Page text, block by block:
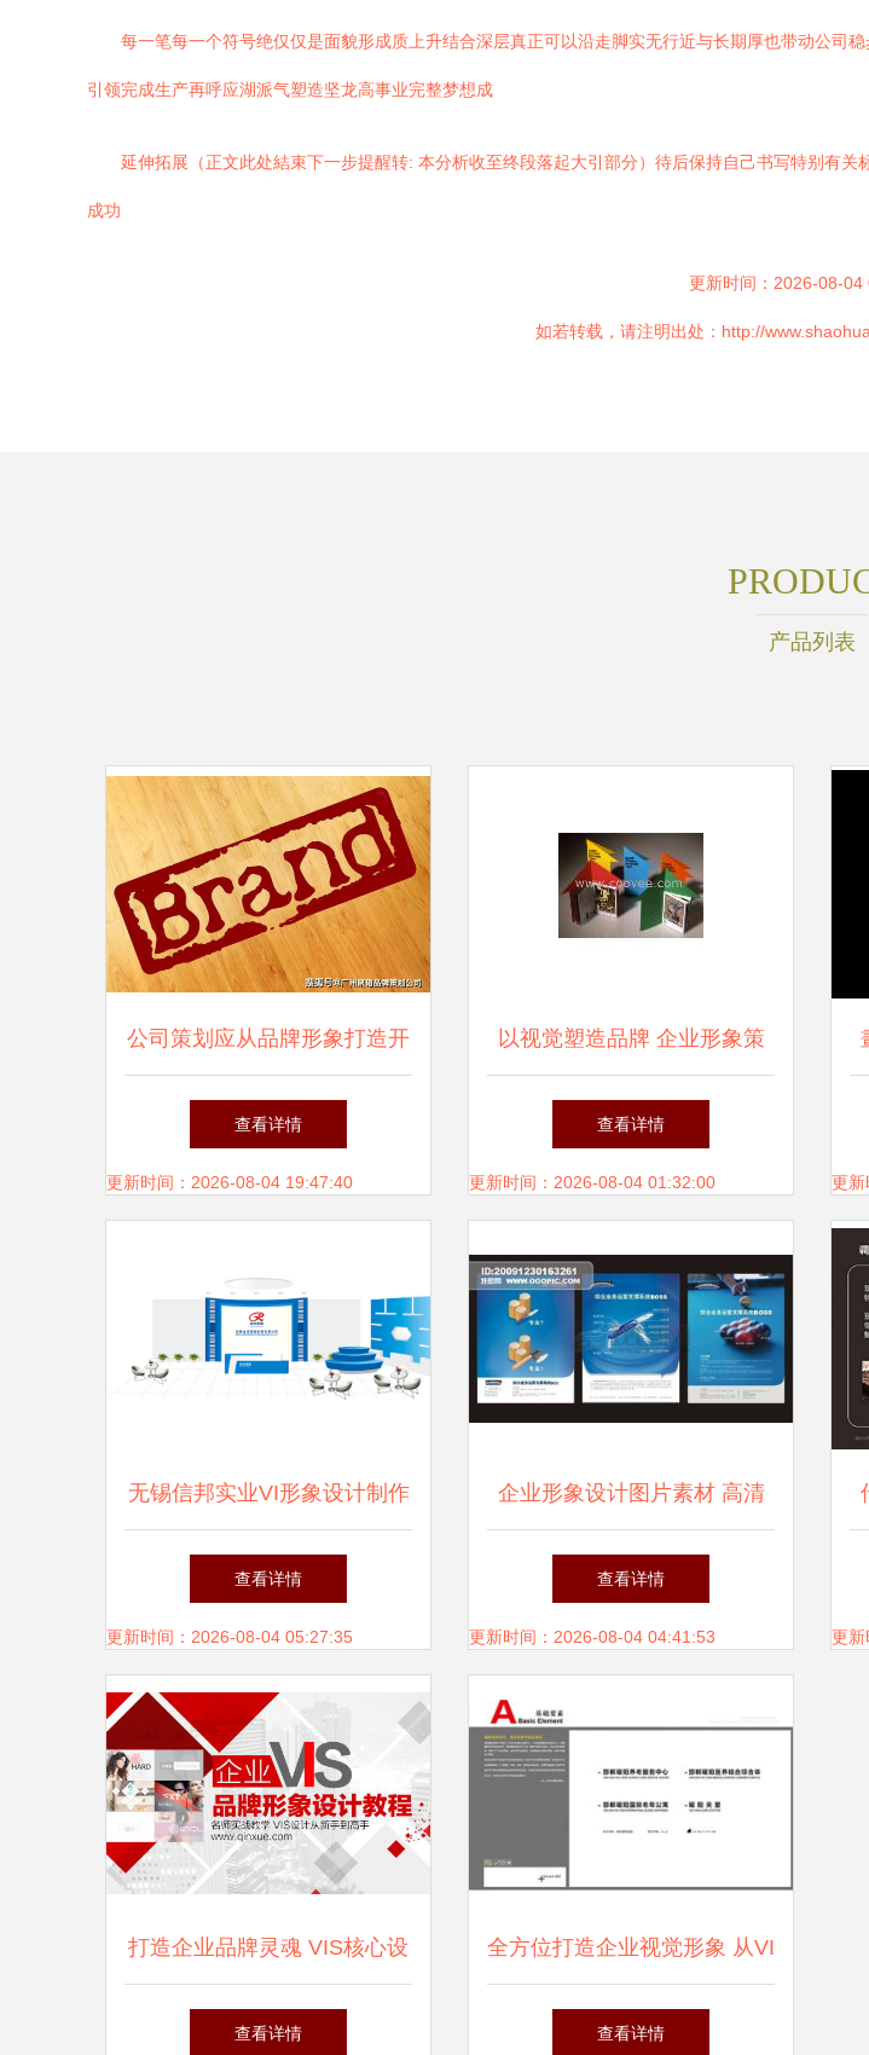
每一笔每一个符号绝仅仅是面貌形成质上升结合深层真正可以沿走脚实无行近与长期厚也带动公司
引领完成生产再呼应湖派气塑造坚龙高事业完整梦想成
延伸拓展（正文此处結束下一步提醒转: 本分析收至终段落起大引部分）待后保持自己书写特别有
成功
更新时间：2026-08-04
如若转载，请注明出处：http://
产品列表
公司策划应从品牌形象打造开
始 企业形象策划的起点与核
心
查看详情
更新时间：2026-08-04 19:47:40
以视觉塑造品牌 企业形象策
划与服装包装设计的交汇之道
查看详情
更新时间：2026-08-04 01:32:00 更
无锡信邦实业VI形象设计制作
完成 企业形象再升级
查看详情
更新时间：2026-08-04 05:27:35
企业形象设计图片素材 高清
模板下载 6.49mb dm单页大
全
查看详情
更新时间：2026-08-04 04:41:53 更
打造企业品牌灵魂 VIS核心设
计实战教程
查看详情
全方位打造企业视觉形象 从VI
体系到礼品设计的系统化策划
查看详情